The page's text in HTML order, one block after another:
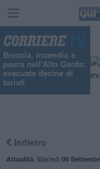
Brescia, incendio e
paura nell'Alto Garda:
evacuate decine di
turisti
Indietro
Attualità Martedì 06